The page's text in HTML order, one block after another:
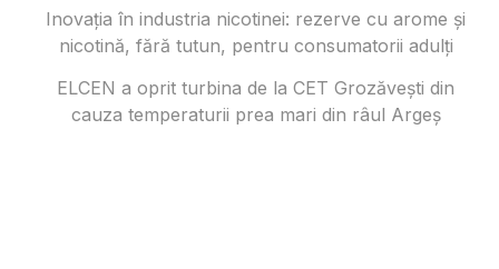
Inovația în industria nicotinei: rezerve cu arome și
nicotină, fără tutun, pentru consumatorii adulți
ELCEN a oprit turbina de la CET Grozăvești din
cauza temperaturii prea mari din râul Argeș